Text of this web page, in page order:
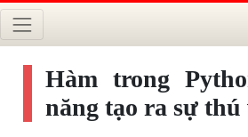
Hàm trong
năng tạo ra sự thú